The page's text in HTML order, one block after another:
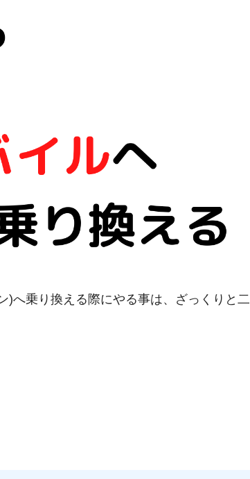
)へ乗り換える際にやる事は、ざっくりと二